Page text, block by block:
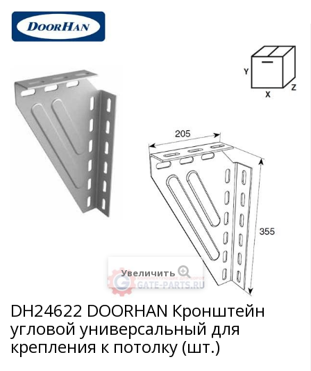
Увеличить
DH24622 DOORHAN Кронштейн
угловой универсальный для
крепления к потолку (шт.)